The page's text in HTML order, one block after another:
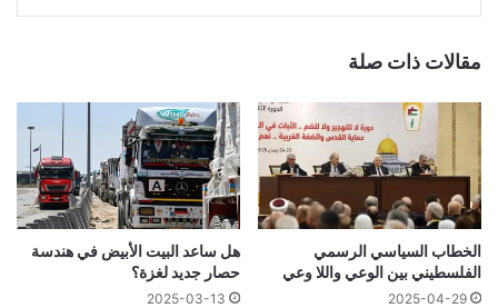
مقالات ذات صلة
الخطاب السياسي الرسمي
الفلسطيني بين الوعي واللا وعي
2025-04-29
هل ساعد البيت الأبيض في هندسة
حصار جديد لغزة؟
2025-03-13